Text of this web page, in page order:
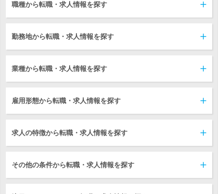
職種から転職・求人情報を探す
勤務地から転職・求人情報を探す
業種から転職・求人情報を探す
雇用形態から転職・求人情報を探す
求人の特徴から転職・求人情報を探す
その他の条件から転職・求人情報を探す